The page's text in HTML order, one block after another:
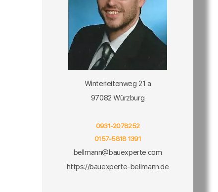
Winterleitenweg 21 a
97082 Würzburg
0931-2078252
0157-5818 1391
bellmann@bauexperte.com
https://bauexperte-bellmann.de